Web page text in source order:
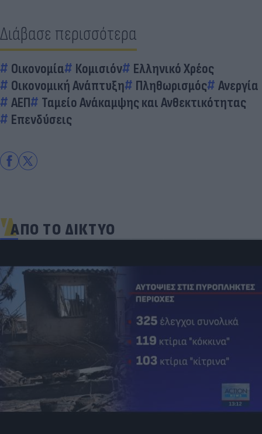
Διάβασε περισσότερα
Οικονομία Κομισιόν
Ελληνικό Χρέος
Οικονομική Ανάπτυξη
Πληθωρισμός
Ανεργία
ΑΕΠ
Ταμείο Ανάκαμψης και Ανθεκτικότητας
Επενδύσεις
ΑΠΟ ΤΟ ΔΙΚΤΥΟ